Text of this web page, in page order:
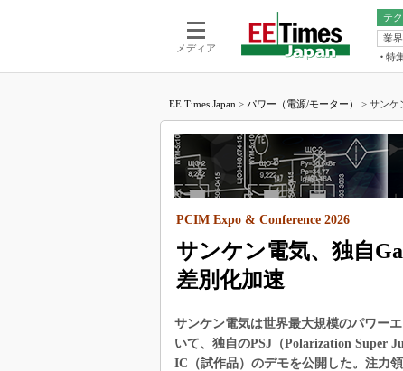
メディア
テ
電池／エネルア
業
特
福田昭
湯之上
大山聡
大原雄
学漂流
この10
で起こ
EE Times Japan > パワー（電源/モーター） > サンケ
サンケン電気、独自
差別化加速
PCIM Expo & Conference 2026
サンケン電気は世界最大規模のパワー
いて、独自のPSJ（Polarization Super
IC（試作品）のデモを公開した。注力